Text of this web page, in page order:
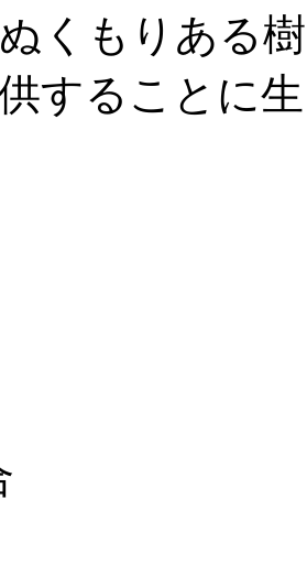
くもりある
することに